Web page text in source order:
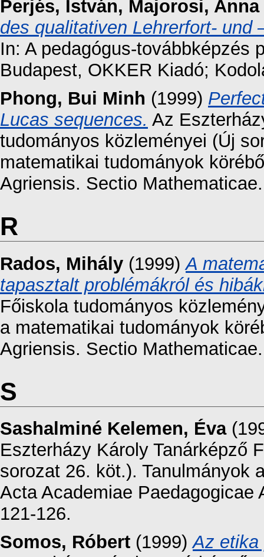
Perjés, István, Majorosi, Anna
des qualitativen Lehrerfort- und
In: A pedagógus-továbbképzés
Budapest, OKKER Kiadó;
Phong, Bui Minh (1999)
Lucas sequences. Az
tudományos közleményei (Új
matematikai tudományok
Agriensis. Sectio
R
Rados, Mihály (1999)A
tapasztalt problémákról és
Főiskola tudományos
a matematikai tudományok
Agriensis. Sectio
S
Sashalminé Kelemen, Éva
Eszterházy Károly Tanárképző
sorozat 26. köt.). Tanulmányok
Acta Academiae
121-126.
Somos, Róbert (1999)Az etika